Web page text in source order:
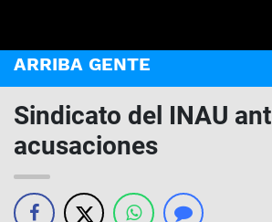
ARRIBA GENTE
Sindicato del INAU
acusaciones